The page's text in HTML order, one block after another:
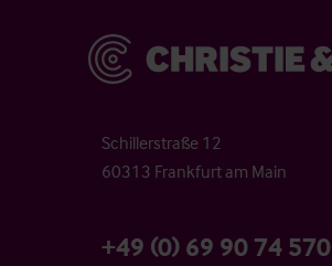
Christie & Co
Schillerstraße 12
60313 Frankfurt am Main
+49 (0) 69 90 74 570